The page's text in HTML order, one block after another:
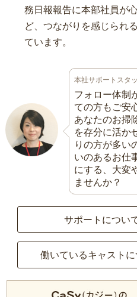
務日報報告に本部社員が
ど、つながりを感じられ
ています。
本社サポートスタ
フォロー体制
ての方もご安
あなたのお掃
を存分に活か
りの方が多い
いのあるお仕
にする、大変
ませんか？
サポートについ
働いているキャスト